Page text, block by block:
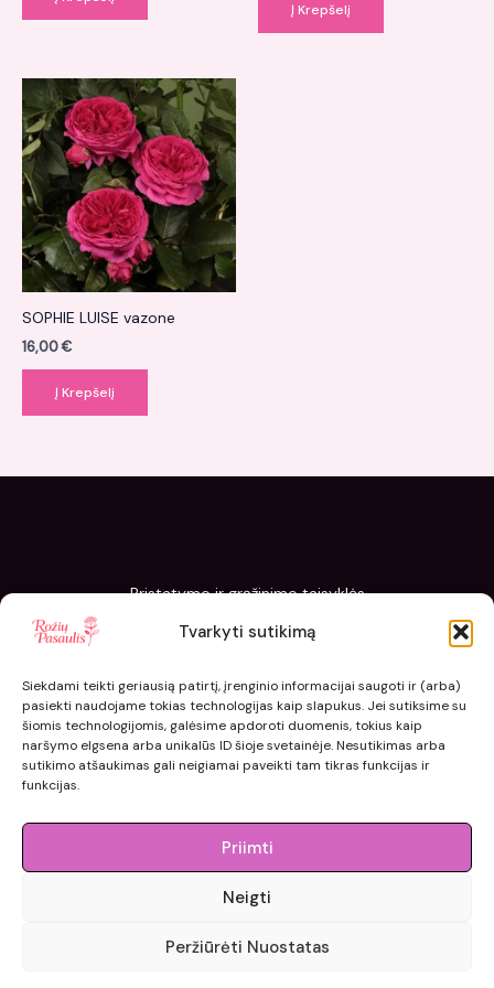
Tvarkyti sutikimą
Siekdami teikti geriausią patirtį, įrenginio informacijai saugoti ir (arba)
pasiekti naudojame tokias technologijas kaip slapukus. Jei sutiksime su
šiomis technologijomis, galėsime apdoroti duomenis, tokius kaip
naršymo elgsena arba unikalūs ID šioje svetainėje. Nesutikimas arba
sutikimo atšaukimas gali neigiamai paveikti tam tikras funkcijas ir
funkcijas.
Priimti
Neigti
Peržiūrėti Nuostatas
Į Krepšelį
SOPHIE LUISE vazone
16,00€
Į Krepšelį
Pristatymo ir grąžinimo taisyklės
Slapukų politika
© 2015 - 2026 roziupasaulis.lt.